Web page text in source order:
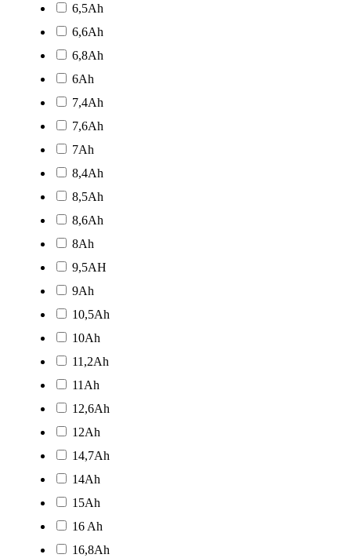
6,5Ah
6,6Ah
6,8Ah
6Ah
7,4Ah
7,6Ah
7Ah
8,4Ah
8,5Ah
8,6Ah
8Ah
9,5AH
9Ah
10,5Ah
10Ah
11,2Ah
11Ah
12,6Ah
12Ah
14,7Ah
14Ah
15Ah
16 Ah
16,8Ah